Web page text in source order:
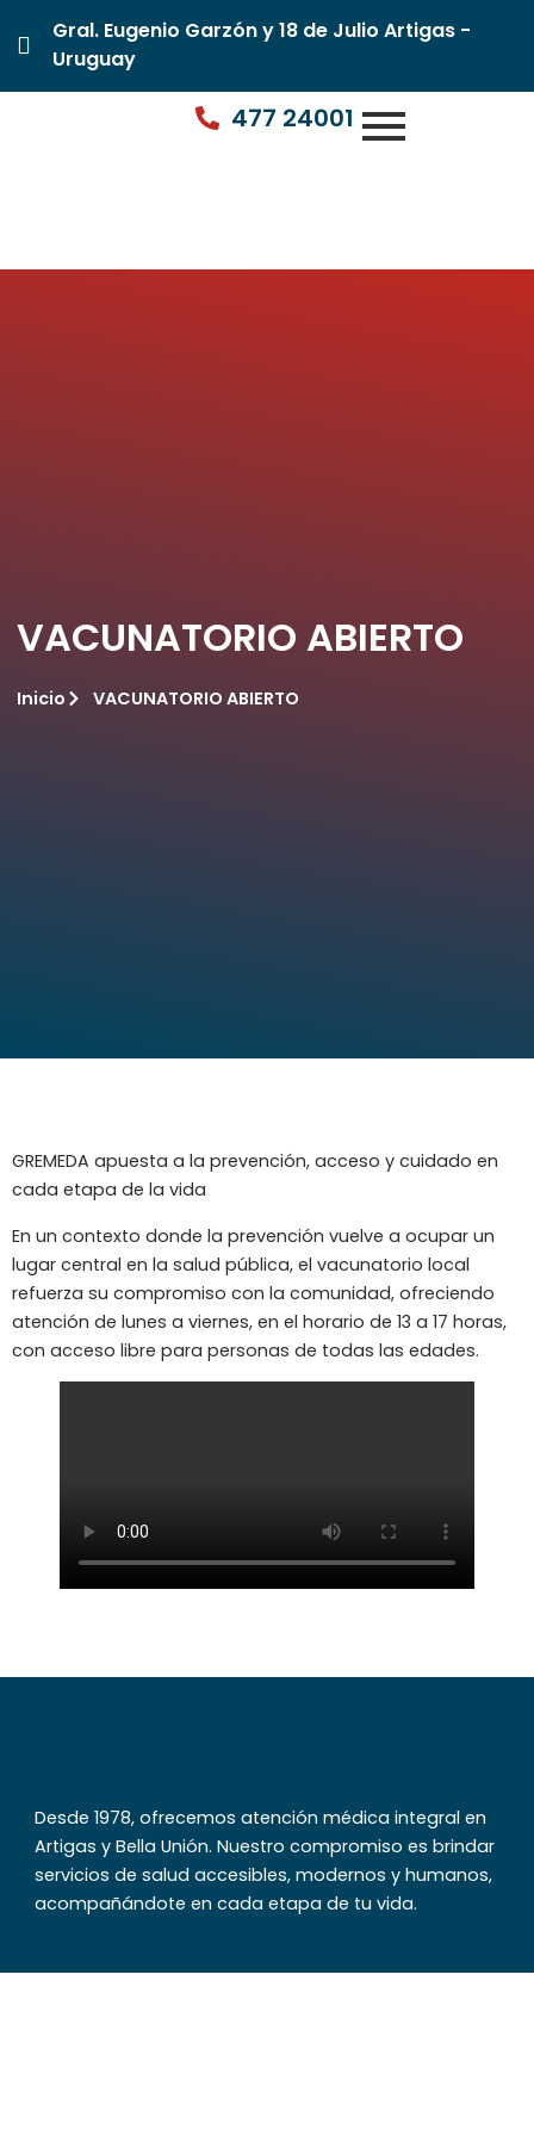
Gral. Eugenio Garzón y 18 de Julio Artigas -
Uruguay
477 24001
VACUNATORIO ABIERTO
Inicio VACUNATORIO ABIERTO
GREMEDA apuesta a la prevención, acceso y cuidado en
cada etapa de la vida
En un contexto donde la prevención vuelve a ocupar un
lugar central en la salud pública, el vacunatorio local
refuerza su compromiso con la comunidad, ofreciendo
atención de lunes a viernes, en el horario de 13 a 17 horas,
con acceso libre para personas de todas las edades.
Desde 1978, ofrecemos atención médica integral en
Artigas y Bella Unión. Nuestro compromiso es brindar
servicios de salud accesibles, modernos y humanos,
acompañándote en cada etapa de tu vida.